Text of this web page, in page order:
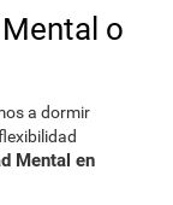
o
a dormir
Mental en